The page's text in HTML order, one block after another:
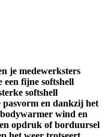
je medewerksters
fijne softshell
softshell
pasvorm en dankzij het
wind en
opdruk of borduursel